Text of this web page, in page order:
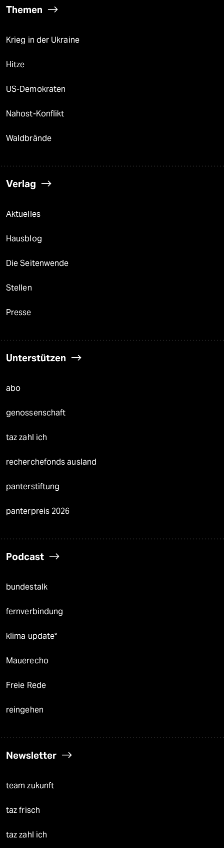
Themen
Krieg in der Ukraine
Hitze
US-Demokraten
Nahost-Konflikt
Waldbrände
Verlag
Aktuelles
Hausblog
Die Seitenwende
Stellen
Presse
Unterstützen
abo
genossenschaft
taz zahl ich
recherchefonds ausland
panterstiftung
panterpreis 2026
Podcast
bundestalk
fernverbindung
klima update°
Mauerecho
Freie Rede
reingehen
Newsletter
team zukunft
taz frisch
taz zahl ich